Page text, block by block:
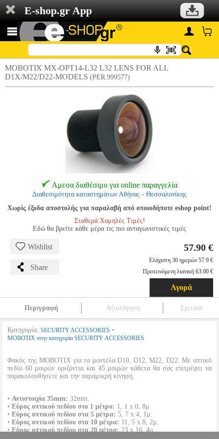
E-shop.gr App
MOBOTIX MX-OPT14-L32 L32 LENS FOR ALL
D1X/M22/D22-MODELS (PER.999577)
Αμεσα διαθέσιμο για online παραγγελία
Διαθεσιμότητα καταστημάτων Αθήνας - Θεσσαλονίκης
Χωρίς έξοδα αποστολής για παραλαβή από οποιοδήποτε eshop point!
Σταθερά Χαμηλές Τιμές!
Εδώ θα βρείτε κάθε μέρα τις πιο ανταγωνιστικές τιμές
Wishlist
Share
57.90 €
Ελάχιστη 30 ημερών 57.9 €
Προτεινόμενη λιανική 63.00 €
Αγορά
Περιγραφή Αξιολόγηση Σχετικά
Κατηγορία: SECURITY ACCESSORIES •
MOBOTIX στην κατηγορία SECURITY ACCESSORIES
Φακός της MOBOTIX για τα μοντέλα D10, D12, M22, D22. Με οπτικό
πεδίο 60 μοιρών οριζόντια και 45 μοιρών κάθετα θα σας επιτρέψει να
παρακολουθήσετε και την παραμικρή κίνηση.
• Αντιστοιχία 35mm: 32mm.
• Eύρος οπτικού πεδίου στο 1 μέτρο: 1, 1 x 0, 8μ
• Eύρος οπτικού πεδίου στα 5 μέτρα: 5, 7 x 4, 1μ.
• Eύρος οπτικού πεδίου στα 10 μέτρα: 11, 5 x 8, 2μ.
•Eύρος οπτικού πεδίου στα 20 μέτρα:23 x 16, 4μ.